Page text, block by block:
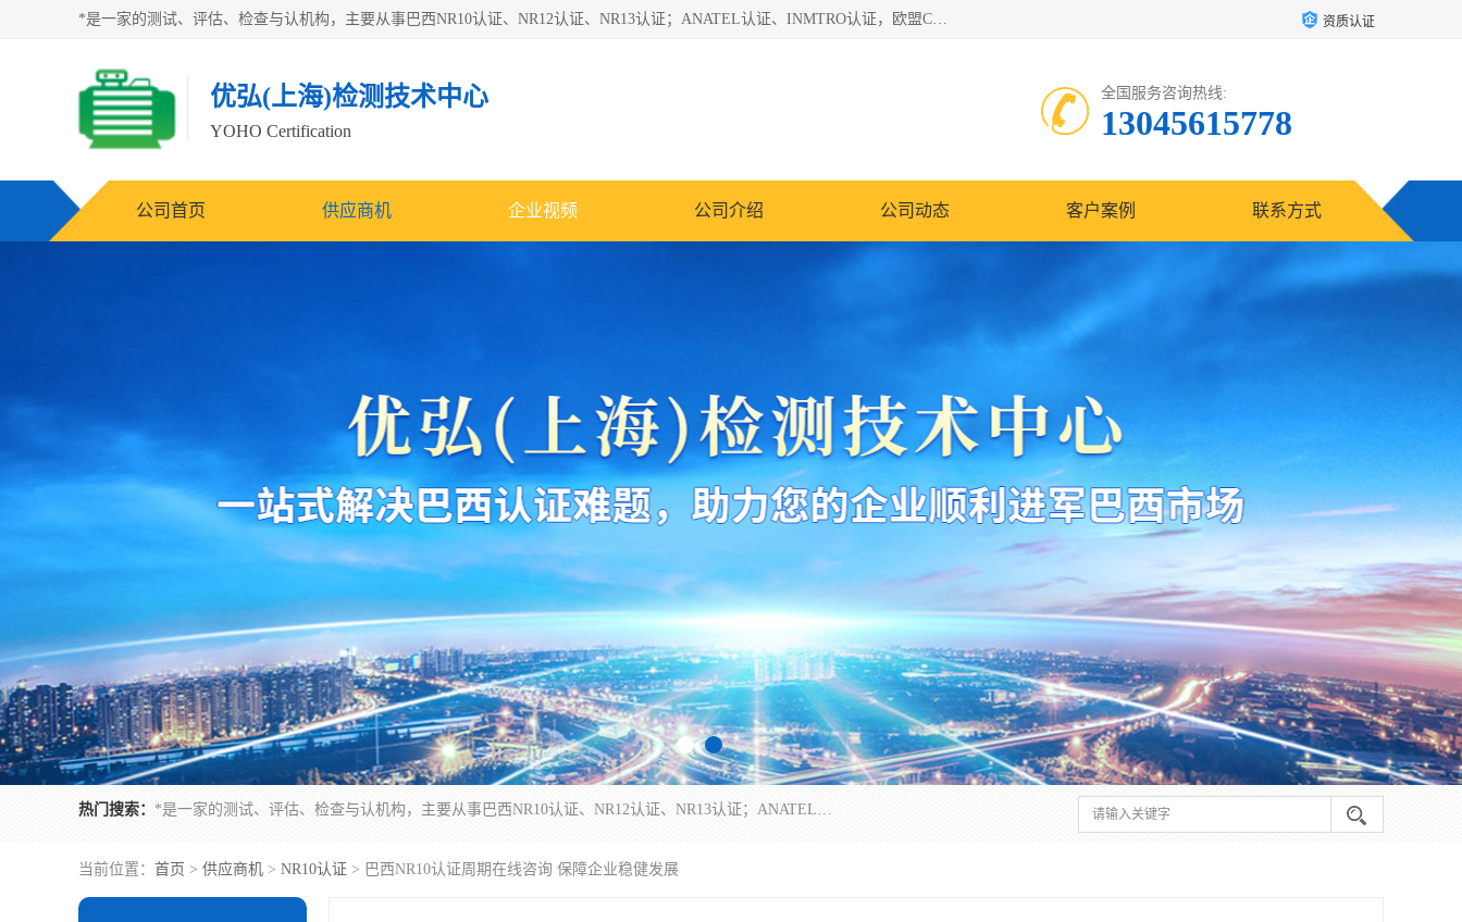
*是一家的测试、评估、检查与认机构，主要从事巴西NR10认证、NR12认证、NR13认证；ANATEL认证、INMTRO认证，欧盟CE认证：MD认证，PED认证，MID认证，ATEX认证，德国蓝色天使认证。 资质认证
优弘(上海)检测技术中心
YOHO Certification
全国服务咨询热线:
13045615778
公司首页 供应商机 企业视频 公司介绍 公司动态 客户案例 联系方式
热门搜索： *是一家的测试、评估、检查与认机构，主要从事巴西NR10认证、NR12认证、NR13认证；ANATEL认证、INMTRO认证，欧盟CE认证：MD认证，PED认证，MID认证，ATEX认证，德国蓝色天使认证。
当前位置： 首页 > 供应商机 > NR10认证 > 巴西NR10认证周期在线咨询 保障企业稳健发展